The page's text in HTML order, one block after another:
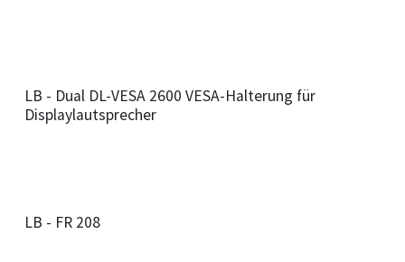
LB - Dual DL-VESA 2600 VESA-Halterung für
Displaylautsprecher
LB - FR 208